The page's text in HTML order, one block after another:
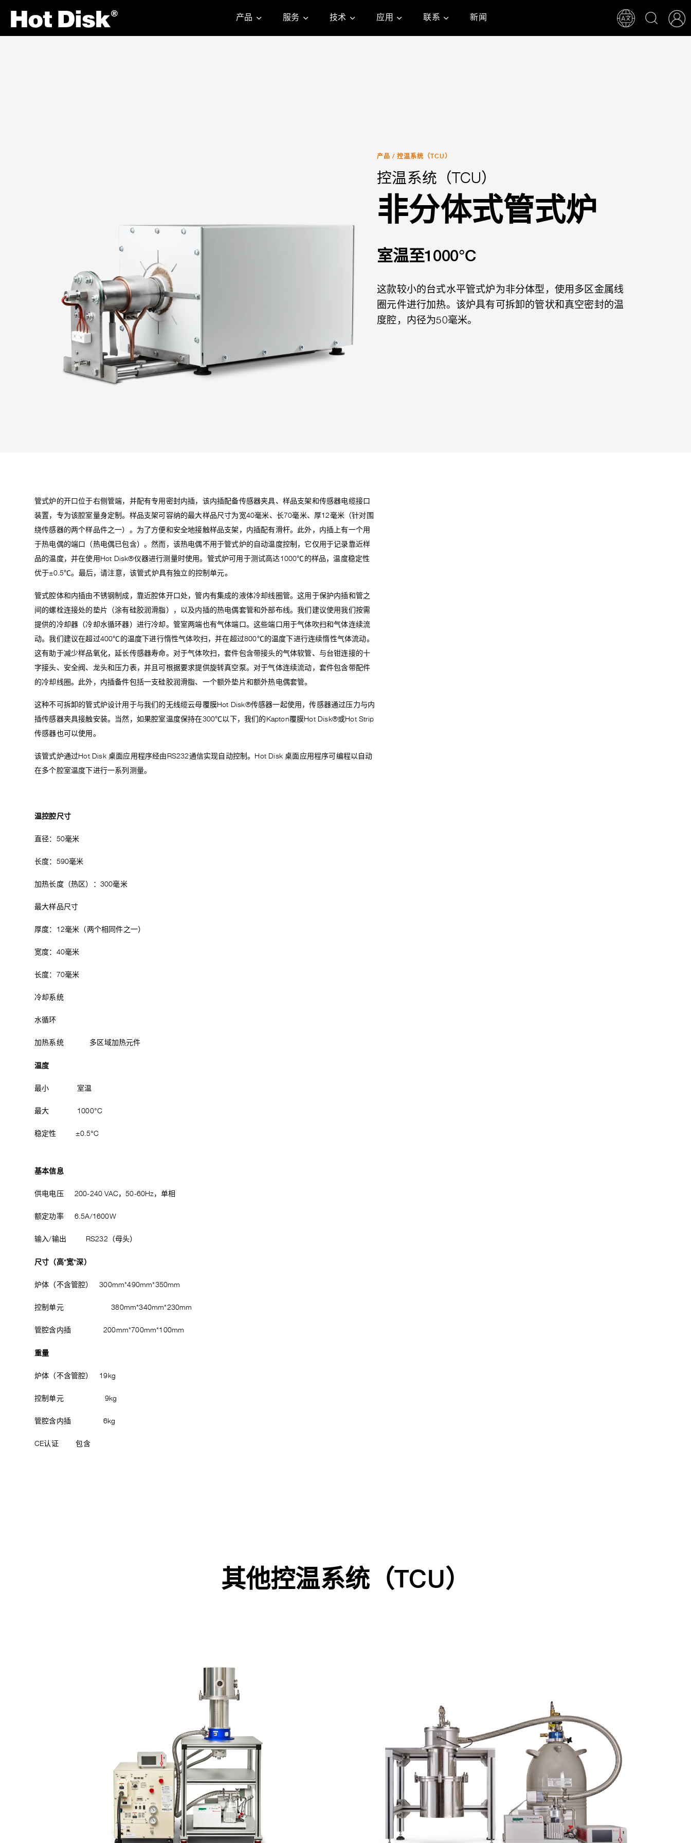
Site Navigation
产品 服务 技术 应用 联系 新闻
产品 /控温系统（TCU）
控温系统（TCU）
非分体式管式炉
室温至1000°C
这款较小的台式水平管式炉为非分体型，使用多区金属线
圈元件进行加热。该炉具有可拆卸的管状和真空密封的温
度腔，内径为50毫米。
管式炉的开口位于右侧管端，并配有专用密封内插，该内插配备传感器夹具、样品支架和传感器电缆接口
装置，专为该腔室量身定制。样品支架可容纳的最大样品尺寸为宽40毫米、长70毫米、厚12毫米（针对围
绕传感器的两个样品件之一）。为了方便和安全地接触样品支架，内插配有滑杆。此外，内插上有一个用
于热电偶的端口（热电偶已包含）。然而，该热电偶不用于管式炉的自动温度控制，它仅用于记录靠近样
品的温度，并在使用Hot Disk®仪器进行测量时使用。管式炉可用于测试高达1000℃的样品，温度稳定性
优于±0.5℃。最后，请注意，该管式炉具有独立的控制单元。
管式腔体和内插由不锈钢制成，靠近腔体开口处，管内有集成的液体冷却线圈管。这用于保护内插和管之
间的螺栓连接处的垫片（涂有硅胶润滑脂），以及内插的热电偶套管和外部布线。我们建议使用我们按需
提供的冷却器（冷却水循环器）进行冷却。管室两端也有气体端口。这些端口用于气体吹扫和气体连续流
动。我们建议在超过400℃的温度下进行惰性气体吹扫，并在超过800℃的温度下进行连续惰性气体流动。
这有助于减少样品氧化，延长传感器寿命。对于气体吹扫，套件包含带接头的气体软管、与台钳连接的十
字接头、安全阀、龙头和压力表，并且可根据要求提供旋转真空泵。对于气体连续流动，套件包含带配件
的冷却线圈。此外，内插备件包括一支硅胶润滑脂、一个额外垫片和额外热电偶套管。
这种不可拆卸的管式炉设计用于与我们的无线缆云母覆膜Hot Disk®传感器一起使用，传感器通过压力与内
插传感器夹具接触安装。当然，如果腔室温度保持在300℃以下，我们的Kapton覆膜Hot Disk®或Hot Strip
传感器也可以使用。
该管式炉通过Hot Disk 桌面应用程序经由RS232通信实现自动控制。Hot Disk 桌面应用程序可编程以自动
在多个腔室温度下进行一系列测量。
温控腔尺寸
直径：50毫米
长度：590毫米
加热长度（热区）：300毫米
最大样品尺寸
厚度：12毫米（两个相同件之一）
宽度：40毫米
长度：70毫米
冷却系统
水循环
加热系统 多区域加热元件
温度
最小 室温
最大 1000°C
稳定性 ±0.5°C
基本信息
供电电压 200-240 VAC，50-60Hz，单相
额定功率 6.5A/1600W
输入/输出 RS232（母头）
尺寸（高*宽*深）
炉体（不含管腔） 300mm*490mm*350mm
控制单元 380mm*340mm*230mm
管腔含内插 200mm*700mm*100mm
重量
炉体（不含管腔） 19kg
控制单元 9kg
管腔含内插 6kg
CE认证 包含
其他控温系统（TCU）